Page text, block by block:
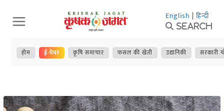
Skip
to
content
English | हिन्दी
Search
होम ई-पेपर कृषि समाचार फसल की खेती उद्यानिकी सरकारी